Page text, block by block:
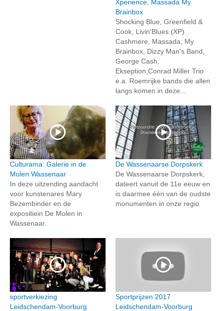
Xperience, Massada My
Brainbox
Shocking Blue, Greenfield &
Cook, Livin'Blues (XP)
Cashmere, Massada, My
Brainbox, Dizzy Man's Band,
George Cash,
Ekseption,Conrad Miller Trio
e.a. Roemrijke bands die allen
langs komen in deze...
Culturama: Galerie in de
Molen Wassenaar
In deze uitzending aandacht
voor kunstenares Mary
Bezembinder en de
expositiein De Molen in
Wassenaar.
De Wassenaarse Dorpskerk
De Wassenaarse Dorpskerk,
dateert vanuit de 11e eeuw en
is daarmee één van de oudste
monumenten in onze regio
sportverkiezing
Leidschendam-Voorburg
Sportprijzen 2017
Leidschendam-Voorburg